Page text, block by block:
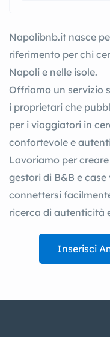
Napolibnb.it nasce
riferimento per chi
Napoli e nelle isole.
Offriamo un servizio
i proprietari che
per i viaggiatori in
confortevole e
Lavoriamo per
gestori di B&B e
connettersi
ricerca di autenticità
Inserisci